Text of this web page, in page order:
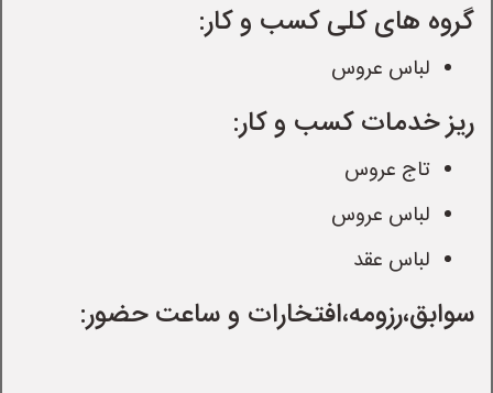
گروه های کلی کسب و کار:
لباس عروس
ریز خدمات کسب و کار:
تاج عروس
لباس عروس
لباس عقد
سوابق،رزومه،افتخارات و ساعت حضور: